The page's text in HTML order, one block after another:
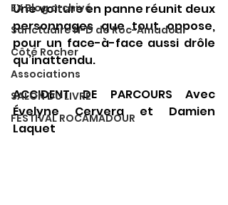
EX Blog archivé
Sanctuaire N-D de Roc-Amadour
Côté Rocher
Associations
SALON DU LIVRE
FESTIVAL ROCAMADOUR
Une voiture en panne réunit deux
personnages que tout oppose,
pour un face-à-face aussi drôle
qu’inattendu.
ACCIDENT DE PARCOURS Avec
Évelyne Cervera et Damien
Laquet